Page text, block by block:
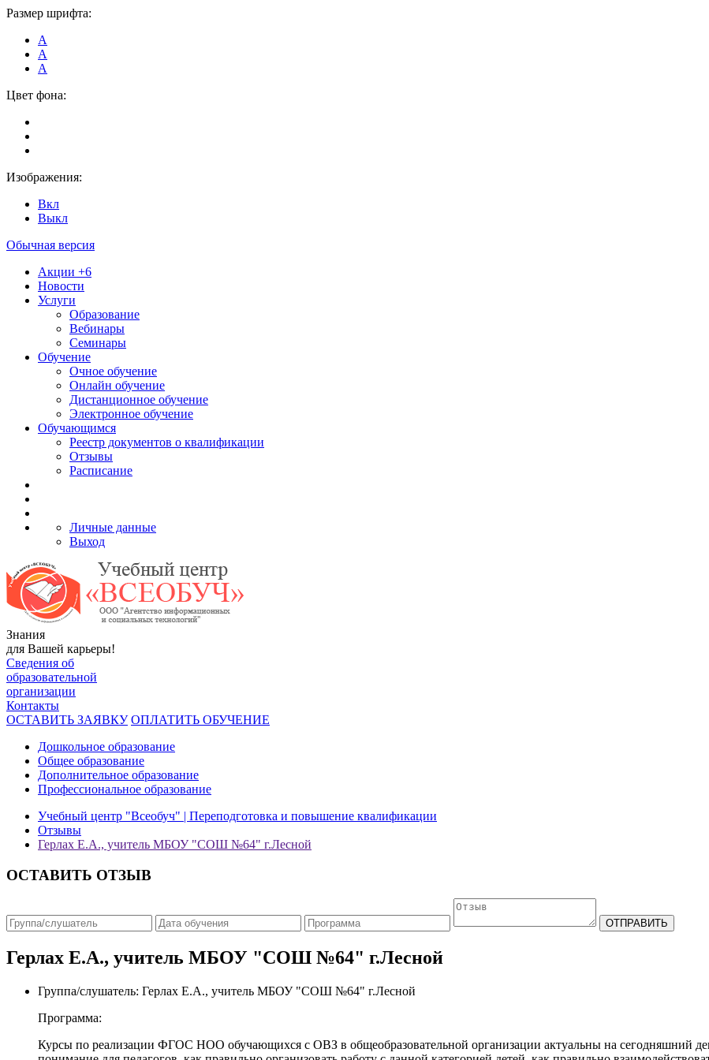
Размер шрифта:
А
А
А
Цвет фона:
Изображения:
Вкл
Выкл
Обычная версия
Акции +6
Новости
Услуги
Образование
Вебинары
Семинары
Обучение
Очное обучение
Онлайн обучение
Дистанционное обучение
Электронное обучение
Обучающимся
Реестр документов о квалификации
Отзывы
Расписание
Личные данные
Выход
Знания
для Вашей карьеры!
Сведения об
образовательной
организации
Контакты
ОСТАВИТЬ ЗАЯВКУ ОПЛАТИТЬ ОБУЧЕНИЕ
Дошкольное образование
Общее образование
Дополнительное образование
Профессиональное образование
Учебный центр "Всеобуч" | Переподготовка и повышение квалификации
Отзывы
Герлах Е.А., учитель МБОУ "СОШ №64" г.Лесной
ОСТАВИТЬ ОТЗЫВ
Герлах Е.А., учитель МБОУ "СОШ №64" г.Лесной
Группа/слушатель: Герлах Е.А., учитель МБОУ "СОШ №64" г.Лесной
Программа:
Курсы по реализации ФГОС НОО обучающихся с ОВЗ в общеобразовательной организации актуальны на сегодняшний